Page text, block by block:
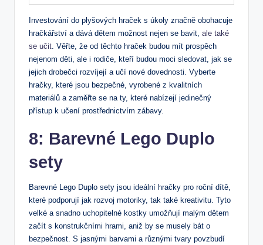
Investování do plyšových hraček s ‍úkoly ​značně⁢ obohacuje
hračkářství a dává ⁣dětem možnost⁢ nejen se bavit, ale také
se učit. Věřte,⁢ že od těchto ​hraček ⁤budou mít prospěch
nejenom ‍děti, ale i rodiče, kteří budou moci sledovat, jak se
jejich drobečci rozvíjejí a učí nové dovednosti.‌ Vyberte
hračky, ​které jsou bezpečné, ‌vyrobené z kvalitních
materiálů a zaměřte se na ty, které‌ nabízejí⁢ jedinečný
přístup k učení‌ prostřednictvím zábavy.
8: ⁤Barevné ⁢Lego Duplo​
sety
Barevné ⁣Lego⁣ Duplo⁣ sety jsou ideální hračky ⁣pro roční dítě,
které podporují ⁢jak rozvoj motoriky, tak také kreativitu. Tyto
velké ​a snadno uchopitelné⁤ kostky ​umožňují malým dětem
začít s konstrukčními ‌hrami, aniž by se musely bát o
bezpečnost. S jasnými barvami ⁣a⁣ různými tvary povzbudí